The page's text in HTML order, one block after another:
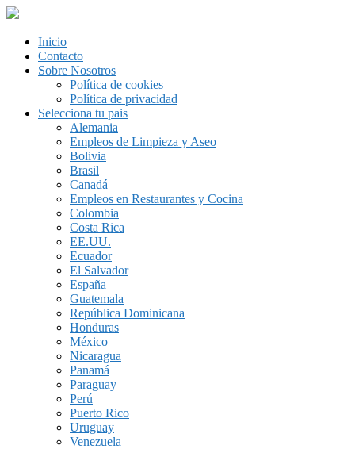
Inicio
Contacto
Sobre Nosotros
Política de cookies
Política de privacidad
Selecciona tu pais
Alemania
Empleos de Limpieza y Aseo
Bolivia
Brasil
Canadá
Empleos en Restaurantes y Cocina
Colombia
Costa Rica
EE.UU.
Ecuador
El Salvador
España
Guatemala
República Dominicana
Honduras
México
Nicaragua
Panamá
Paraguay
Perú
Puerto Rico
Uruguay
Venezuela